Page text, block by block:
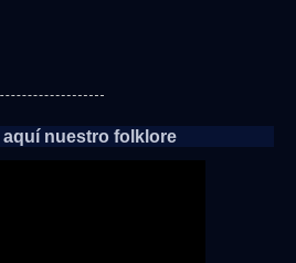
aquí nuestro folklore